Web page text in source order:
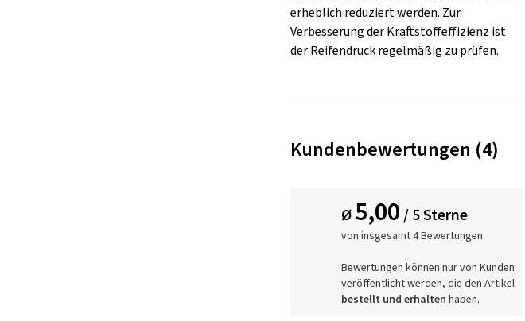
erheblich reduziert werden. Zur
Verbesserung der Kraftstoffeffizienz ist
der Reifendruck regelmäßig zu prüfen.
Kundenbewertungen (4)
Ø5,00/ 5 Sterne
von insgesamt 4 Bewertungen
Bewertungen können nur von Kunden
veröffentlicht werden, die den Artikel
bestellt und erhalten haben.